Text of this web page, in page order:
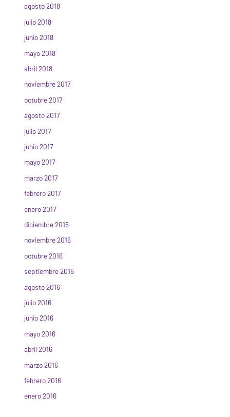
agosto 2018
julio 2018
junio 2018
mayo 2018
abril 2018
noviembre 2017
octubre 2017
agosto 2017
julio 2017
junio 2017
mayo 2017
marzo 2017
febrero 2017
enero 2017
diciembre 2016
noviembre 2016
octubre 2016
septiembre 2016
agosto 2016
julio 2016
junio 2016
mayo 2016
abril 2016
marzo 2016
febrero 2016
enero 2016